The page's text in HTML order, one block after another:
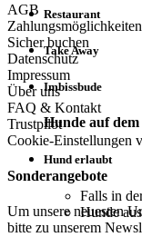
Restaurant
Take Away
Imbissbude
Hunde auf
Hund erlaubt
Falls in
Hunde
AGB
Zahlungsmöglichkeiten
Sicher buchen
Datenschutz
Impressum
Über uns
FAQ & Kontakt
Trustpilot
Cookie-Einstellungen
Sonderangebote
Um unsere neuesten
bitte zu unserem